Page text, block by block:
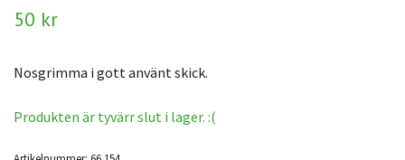
50 kr
Nosgrimma i gott använt skick.
Produkten är tyvärr slut i lager. :(